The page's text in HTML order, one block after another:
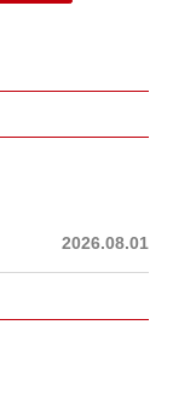
2026.08.01